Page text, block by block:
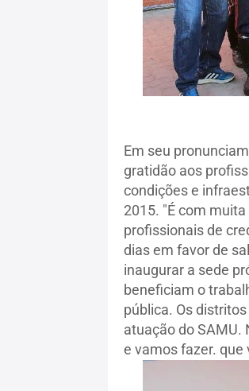
Em seu
gratidão aos
condições e
2015. "É com
profissionais de
dias em favor de
inaugurar a sede
beneficiam o
pública. Os
atuação do SAMU.
e vamos fazer. que